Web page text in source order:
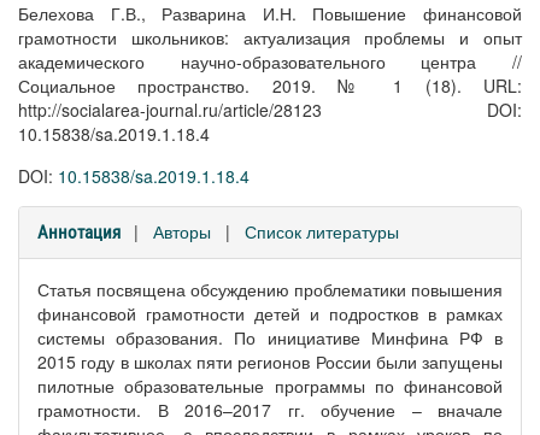
Белехова Г.В., Разварина И.Н. Повышение финансовой
грамотности школьников: актуализация проблемы и опыт
академического научно-образовательного центра //
Социальное пространство. 2019. № 1 (18). URL:
http://socialarea-journal.ru/article/28123 DOI:
10.15838/sa.2019.1.18.4
DOI: 10.15838/sa.2019.1.18.4
Аннотация | Авторы | Список литературы
Статья посвящена обсуждению проблематики повышения
финансовой грамотности детей и подростков в рамках
системы образования. По инициативе Минфина РФ в
2015 году в школах пяти регионов России были запущены
пилотные образовательные программы по финансовой
грамотности. В 2016–2017 гг. обучение – вначале